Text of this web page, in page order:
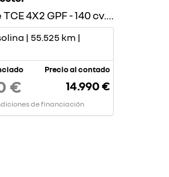
Prestige TCE 4X2 GPF - 140 cv. GASOLINA
| 55.525 km |
€
de financiación
Precio al contado
14.990 €